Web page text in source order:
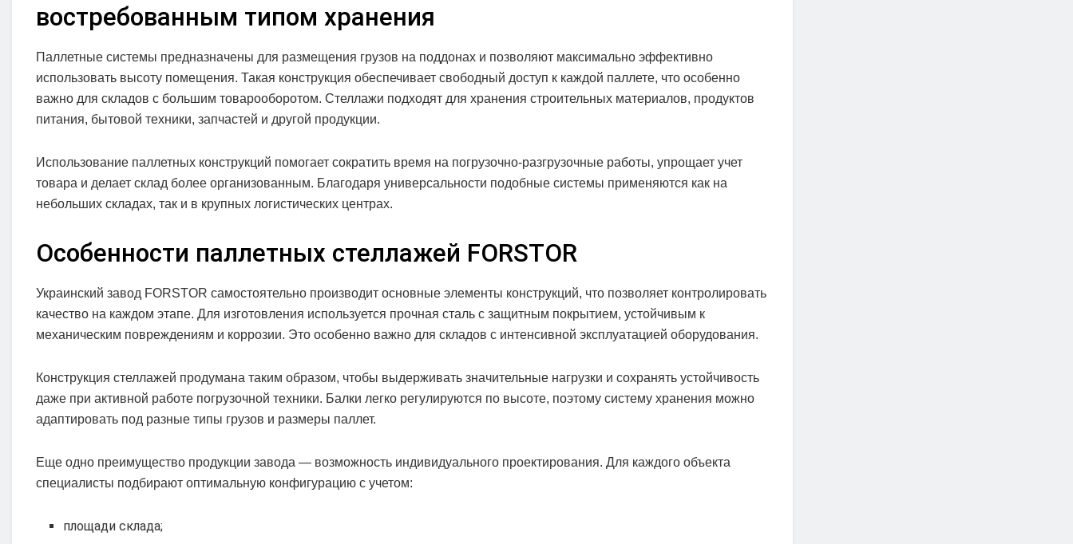
востребованным типом хранения
Паллетные системы предназначены для размещения грузов на поддонах и позволяют максимально эффективно
использовать высоту помещения. Такая конструкция обеспечивает свободный доступ к каждой паллете, что особенно
важно для складов с большим товарооборотом. Стеллажи подходят для хранения строительных материалов, продуктов
питания, бытовой техники, запчастей и другой продукции.
Использование паллетных конструкций помогает сократить время на погрузочно-разгрузочные работы, упрощает учет
товара и делает склад более организованным. Благодаря универсальности подобные системы применяются как на
небольших складах, так и в крупных логистических центрах.
Особенности паллетных стеллажей FORSTOR
Украинский завод FORSTOR самостоятельно производит основные элементы конструкций, что позволяет контролировать
качество на каждом этапе. Для изготовления используется прочная сталь с защитным покрытием, устойчивым к
механическим повреждениям и коррозии. Это особенно важно для складов с интенсивной эксплуатацией оборудования.
Конструкция стеллажей продумана таким образом, чтобы выдерживать значительные нагрузки и сохранять устойчивость
даже при активной работе погрузочной техники. Балки легко регулируются по высоте, поэтому систему хранения можно
адаптировать под разные типы грузов и размеры паллет.
Еще одно преимущество продукции завода — возможность индивидуального проектирования. Для каждого объекта
специалисты подбирают оптимальную конфигурацию с учетом:
площади склада;